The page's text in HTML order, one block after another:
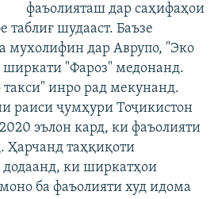
фаъолияташ дар саҳифаҳои
шудааст. Баъзе
мухолифин дар Аврупо, "Эко
ширкати "Фароз" медонанд.
инро рад мекунанд.
раиси ҷумҳури Тоҷикистон
эълон кард, ки фаъолияти
Ҳарчанд таҳқиқоти
ки ширкатҳои
ба фаъолияти худ идома